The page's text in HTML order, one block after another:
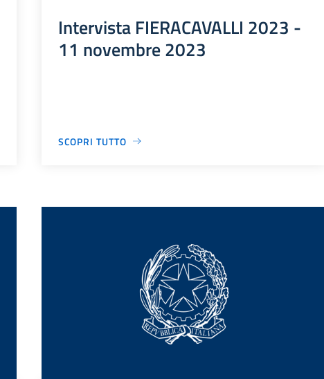
Intervista FIERACAVALLI 2023 -
11 novembre 2023
SCOPRI TUTTO